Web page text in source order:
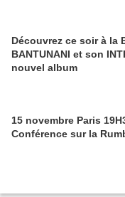
Découvrez ce soir à la
BANTUNANI et son
nouvel album
15 novembre Paris
Conférence sur la